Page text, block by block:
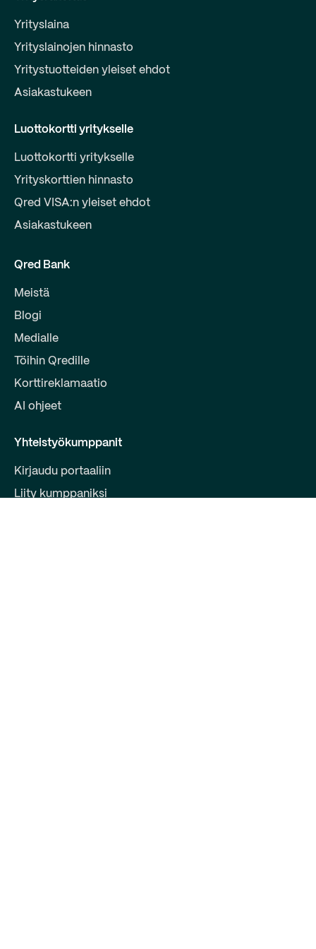
Yrityslaina
Yrityslainojen hinnasto
Yritystuotteiden yleiset ehdot
Asiakastukeen
Luottokortti yritykselle
Luottokortti yritykselle
Yrityskorttien hinnasto
Qred VISA:n yleiset ehdot
Asiakastukeen
Qred Bank
Meistä
Blogi
Medialle
Töihin Qredille
Korttireklamaatio
AI ohjeet
Yhteistyökumppanit
Kirjaudu portaaliin
Liity kumppaniksi